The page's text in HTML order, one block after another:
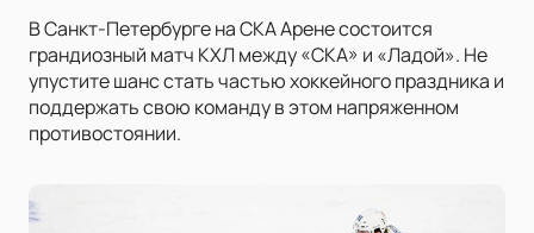
В Санкт-Петербурге на СКА Арене состоится
грандиозный матч КХЛ между «СКА» и «Ладой». Не
упустите шанс стать частью хоккейного праздника и
поддержать свою команду в этом напряженном
противостоянии.